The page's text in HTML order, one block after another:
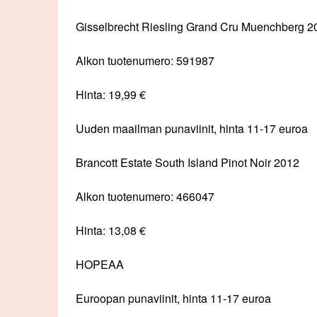
Gisselbrecht Riesling Grand Cru Muenchberg
Alkon tuotenumero: 591987
Hinta: 19,99 €
Uuden maailman punaviinit, hinta 11-17 euroa
Brancott Estate South Island Pinot Noir 2012
Alkon tuotenumero: 466047
Hinta: 13,08 €
HOPEAA
Euroopan punaviinit, hinta 11-17 euroa